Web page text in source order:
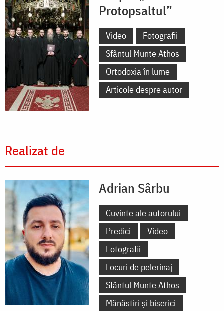
Protopsaltul”
Video
Fotografii
Sfântul Munte Athos
Ortodoxia în lume
Articole despre autor
Realizat de
Adrian Sârbu
Cuvinte ale autorului
Predici
Video
Fotografii
Locuri de pelerinaj
Sfântul Munte Athos
Mănăstiri și biserici